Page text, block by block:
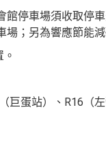
館停車場須收取停
場；另為響應節能
。
（巨蛋站）、R16（